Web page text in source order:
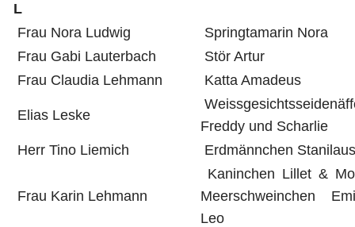
L
Frau Nora Ludwig
Springtamarin Nora
Frau Gabi Lauterbach
Stör Artur
Frau Claudia Lehmann
Katta Amadeus
Elias Leske
Freddy und Scharlie
Herr Tino Liemich
Erdmännchen Stanilaus
Frau Karin Lehmann
Kaninchen Lillet &
Meerschweinchen
Leo